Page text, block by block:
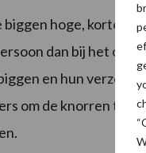
hoge, korte
dan bij het
en hun
om de knorren te